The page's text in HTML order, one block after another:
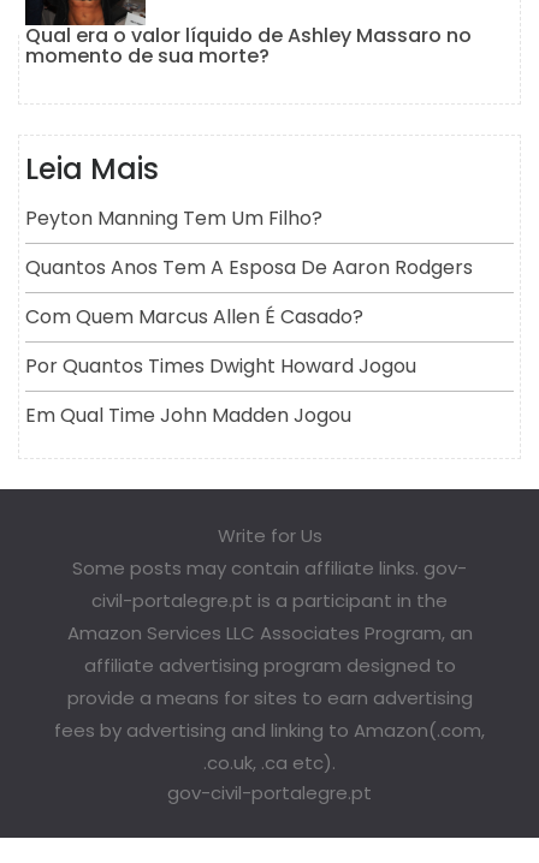
Qual era o valor líquido de Ashley Massaro no
momento de sua morte?
Leia Mais
Peyton Manning Tem Um Filho?
Quantos Anos Tem A Esposa De Aaron Rodgers
Com Quem Marcus Allen É Casado?
Por Quantos Times Dwight Howard Jogou
Em Qual Time John Madden Jogou
Write for Us
Some posts may contain affiliate links. gov-
civil-portalegre.pt is a participant in the
Amazon Services LLC Associates Program, an
affiliate advertising program designed to
provide a means for sites to earn advertising
fees by advertising and linking to Amazon(.com,
.co.uk, .ca etc).
gov-civil-portalegre.pt